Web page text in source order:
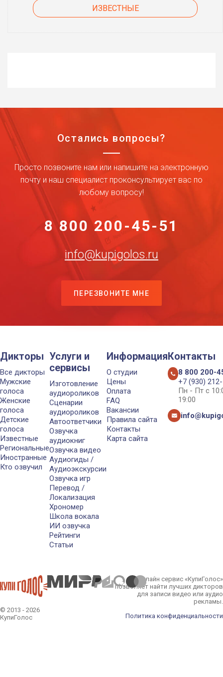
ИЗВЕСТНЫЕ
Остались вопросы?
Просто позвоните нам или напишите на электронную
почту и наш специалист проконсультирует вас по
любому вопросу!
8 800 200-45-51
info@kupigolos.ru
ПЕРЕЗВОНИТЕ МНЕ
Дикторы
Все дикторы
Мужские
голоса
Женские
голоса
Детские
голоса
Известные
Региональные
Иностранные
Кто озвучил
Услуги и
сервисы
Изготовление
аудиороликов
Сценарии
аудиороликов
Автоответчики
Озвучка
аудиокниг
Озвучка видео
Аудиогиды /
Аудиоэкскурсии
Озвучка игр
Перевод /
Локализация
Хрономер
Школа вокала
ИИ озвучка
Рейтинги
Статьи
Информация
О студии
Цены
Оплата
FAQ
Вакансии
Правила сайта
Контакты
Карта сайта
Контакты
8 800 200-
+7 (930)
Пн - Пт с
19:00
© 2013 - 2026
КупиГолос
Онлайн сервис «КупиГолос»
позволяет найти лучших дикторов
для записи видео или аудио
рекламы.
Политика конфиденциальности